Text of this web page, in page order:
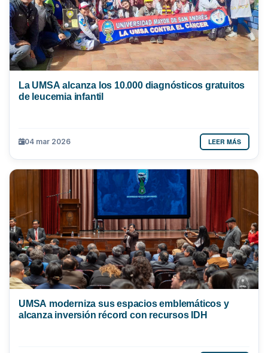
La UMSA alcanza los 10.000 diagnósticos gratuitos
de leucemia infantil
04 mar 2026 LEER MÁS
UMSA moderniza sus espacios emblemáticos y
alcanza inversión récord con recursos IDH